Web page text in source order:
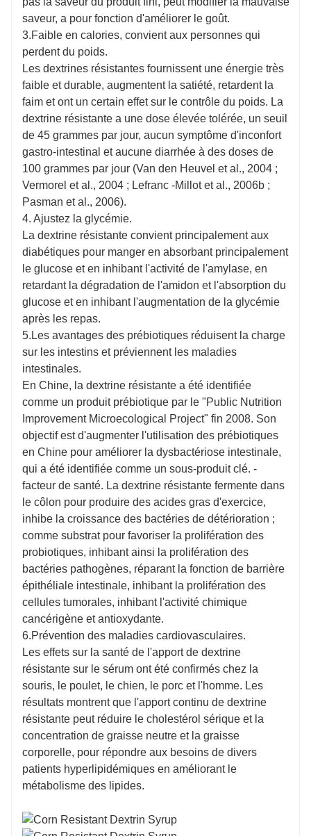
saveur, a pour fonction d'améliorer le goût.
3.Faible en calories, convient aux personnes qui
perdent du poids.
Les dextrines résistantes fournissent une énergie très
faible et durable, augmentent la satiété, retardent la
faim et ont un certain effet sur le contrôle du poids. La
dextrine résistante a une dose élevée tolérée, un seuil
de 45 grammes par jour, aucun symptôme d'inconfort
gastro-intestinal et aucune diarrhée à des doses de
100 grammes par jour (Van den Heuvel et al., 2004 ;
Vermorel et al., 2004 ; Lefranc -Millot et al., 2006b ;
Pasman et al., 2006).
4. Ajustez la glycémie.
La dextrine résistante convient principalement aux
diabétiques pour manger en absorbant principalement
le glucose et en inhibant l'activité de l'amylase, en
retardant la dégradation de l'amidon et l'absorption du
glucose et en inhibant l'augmentation de la glycémie
après les repas.
5.Les avantages des prébiotiques réduisent la charge
sur les intestins et préviennent les maladies
intestinales.
En Chine, la dextrine résistante a été identifiée
comme un produit prébiotique par le "Public Nutrition
Improvement Microecological Project" fin 2008. Son
objectif est d'augmenter l'utilisation des prébiotiques
en Chine pour améliorer la dysbactériose intestinale,
qui a été identifiée comme un sous-produit clé. -
facteur de santé. La dextrine résistante fermente dans
le côlon pour produire des acides gras d'exercice,
inhibe la croissance des bactéries de détérioration ;
comme substrat pour favoriser la prolifération des
probiotiques, inhibant ainsi la prolifération des
bactéries pathogènes, réparant la fonction de barrière
épithéliale intestinale, inhibant la prolifération des
cellules tumorales, inhibant l'activité chimique
cancérigène et antioxydante.
6.Prévention des maladies cardiovasculaires.
Les effets sur la santé de l'apport de dextrine
résistante sur le sérum ont été confirmés chez la
souris, le poulet, le chien, le porc et l'homme. Les
résultats montrent que l'apport continu de dextrine
résistante peut réduire le cholestérol sérique et la
concentration de graisse neutre et la graisse
corporelle, pour répondre aux besoins de divers
patients hyperlipidémiques en améliorant le
métabolisme des lipides.